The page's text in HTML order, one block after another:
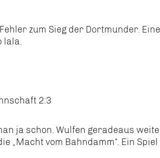
zum Sieg der Dortmunder.
lala.
2:3
ja schon. Wulfen geradeaus
„Macht vom Bahndamm“. Ein